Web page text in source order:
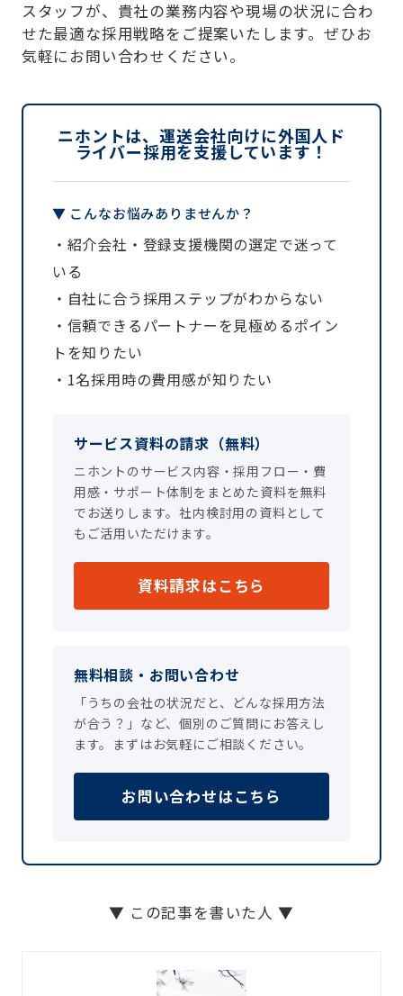
スタッフが、貴社の業務内容や現場の状況に合わ
せた最適な採用戦略をご提案いたします。ぜひお
気軽にお問い合わせください。
ニホントは、運送会社向けに外国人ド
ライバー採用を支援しています！
▼ こんなお悩みありませんか？
・紹介会社・登録支援機関の選定で迷って
いる
・自社に合う採用ステップがわからない
・信頼できるパートナーを見極めるポイン
トを知りたい
・1名採用時の費用感が知りたい
サービス資料の請求（無料）
ニホントのサービス内容・採用フロー・費
用感・サポート体制をまとめた資料を無料
でお送りします。社内検討用の資料として
もご活用いただけます。
資料請求はこちら
無料相談・お問い合わせ
「うちの会社の状況だと、どんな採用方法
が合う？」など、個別のご質問にお答えし
ます。まずはお気軽にご相談ください。
お問い合わせはこちら
▼ この記事を書いた人 ▼